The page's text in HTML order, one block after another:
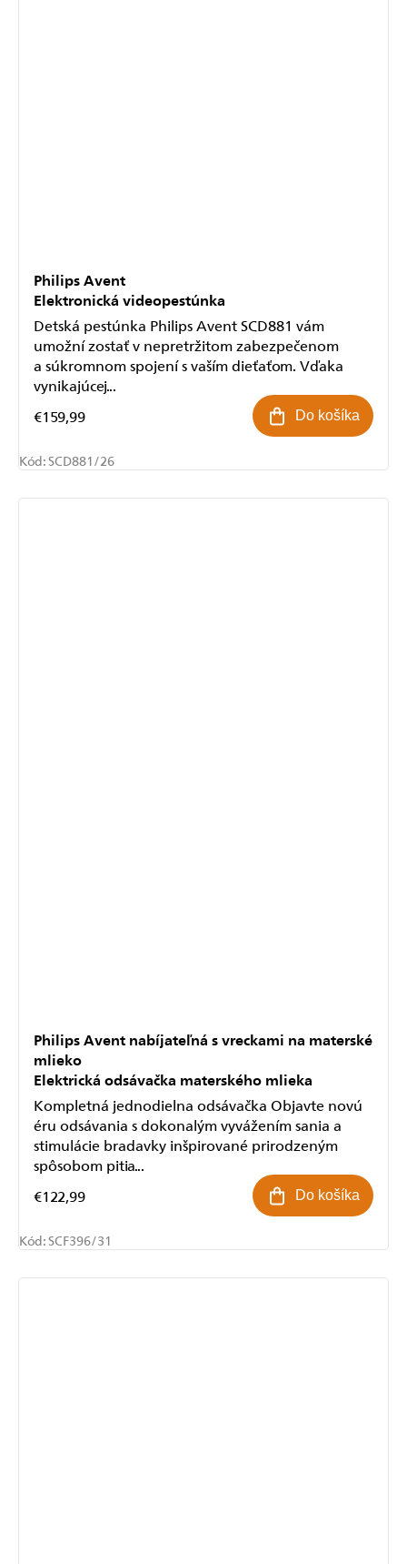
Philips Avent
Elektronická videopestúnka
€159,99 Do košíka
Detská pestúnka Philips Avent SCD881 vám
umožní zostať v nepretržitom zabezpečenom
a súkromnom spojení s vaším dieťaťom. Vďaka
vynikajúcej...
Kód:SCD881/26
Philips Avent nabíjateľná s vreckami na materské
mlieko
Elektrická odsávačka materského mlieka
€122,99 Do košíka
Kompletná jednodielna odsávačka Objavte novú
éru odsávania s dokonalým vyvážením sania a
stimulácie bradavky inšpirované prirodzeným
spôsobom pitia...
Kód:SCF396/31